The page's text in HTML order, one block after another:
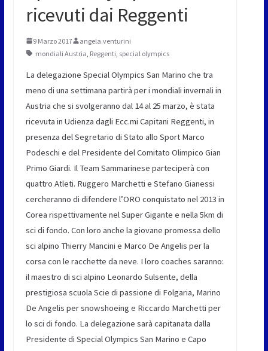
ricevuti dai Reggenti
9 Marzo 2017
angela.venturini
mondiali Austria Reggenti special olympics
La delegazione Special Olympics San Marino che tra
meno di una settimana partirà per i mondiali invernali in
Austria che si svolgeranno dal 14 al 25 marzo, è stata
ricevuta in Udienza dagli Ecc.mi Capitani Reggenti, in
presenza del Segretario di Stato allo Sport Marco
Podeschi e del Presidente del Comitato Olimpico Gian
Primo Giardi. Il Team Sammarinese parteciperà con
quattro Atleti. Ruggero Marchetti e Stefano Gianessi
cercheranno di difendere l’ORO conquistato nel 2013 in
Corea rispettivamente nel Super Gigante e nella 5km di
sci di fondo. Con loro anche la giovane promessa dello
sci alpino Thierry Mancini e Marco De Angelis per la
corsa con le racchette da neve. I loro coaches saranno:
il maestro di sci alpino Leonardo Sulsente, della
prestigiosa scuola Scie di passione di Folgaria, Marino
De Angelis per snowshoeing e Riccardo Marchetti per
lo sci di fondo. La delegazione sarà capitanata dalla
Presidente di Special Olympics San Marino e Capo